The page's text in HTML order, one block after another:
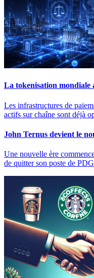
La tokenisation mondiale
Les infrastructures de
actifs sur chaîne sont déjà
John Ternus devient le
Une nouvelle ère
de quitter son poste de